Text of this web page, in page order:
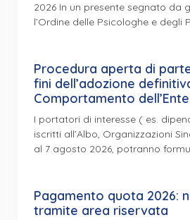
2026 In un presente segnato da
l’Ordine delle Psicologhe e degli
Procedura aperta di
fini dell’adozione
Comportamento dell’Ente
I portatori di interesse ( es.
iscritti all’Albo, Organizzazioni
al 7 agosto 2026, potranno
Pagamento quota 2026:
tramite area riservata